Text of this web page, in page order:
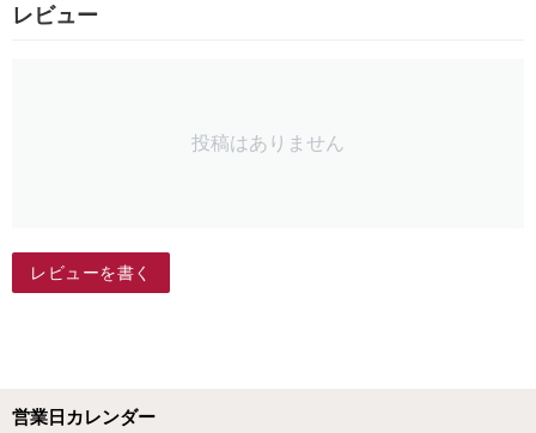
レビュー
投稿はありません
レビューを書く
営業日カレンダー